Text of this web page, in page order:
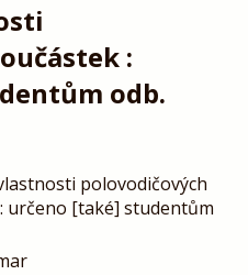
:
odb.
polovodičových
určeno [také] studentům